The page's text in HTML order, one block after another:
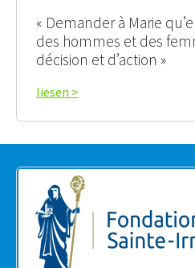
« Demander à Marie
des hommes et des
décision et d’action »
liesen >